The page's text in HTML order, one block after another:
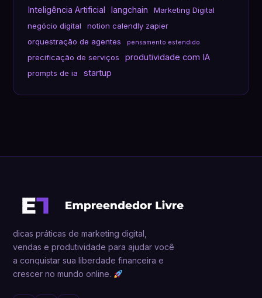
Inteligência Artificial langchain
Marketing Digital
negócio digital
notion calendly zapier
orquestração de agentes
pensamento estendido
precificação de serviços produtividade com IA
prompts de ia startup
dicas práticas de marketing digital,
vendas e produtividade para ajudar você
a conquistar sua liberdade financeira e
crescer no mundo online.